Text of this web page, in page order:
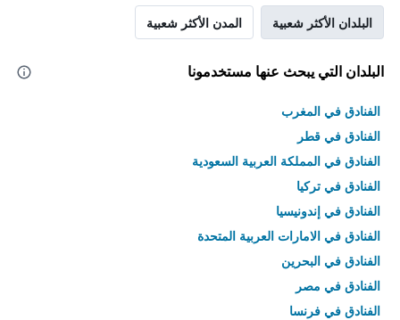
البلدان الأكثر شعبية المدن الأكثر شعبية
البلدان التي يبحث عنها مستخدمونا
الفنادق في المغرب
الفنادق في قطر
الفنادق في المملكة العربية السعودية
الفنادق في تركيا
الفنادق في إندونيسيا
الفنادق في الامارات العربية المتحدة
الفنادق في البحرين
الفنادق في مصر
الفنادق في فرنسا